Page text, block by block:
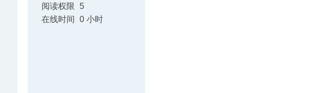
阅读权限 5
在线时间 0 小时